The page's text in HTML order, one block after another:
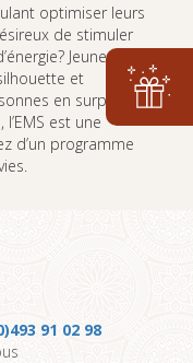
optimiser leurs
de stimuler
Jeunes
et
en surpoids
est une
d’un programme
91 02 98